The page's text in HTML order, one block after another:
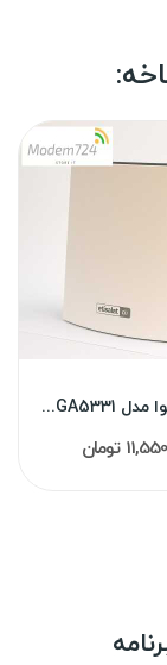
مودم وانتیوا مدل 5G MGA5331 استوک
تومان